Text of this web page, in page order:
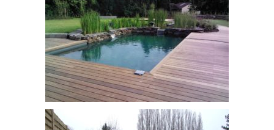
piscine naturelle